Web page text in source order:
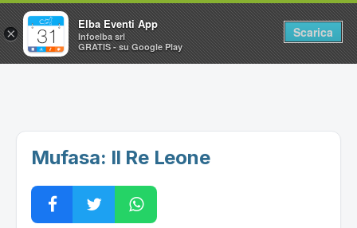
Home
Vacanze all'Isola d'Elba
Mufasa: Il Re Leone
×
Elba Eventi App
Infoelba srl
GRATIS - su Google Play
Scarica